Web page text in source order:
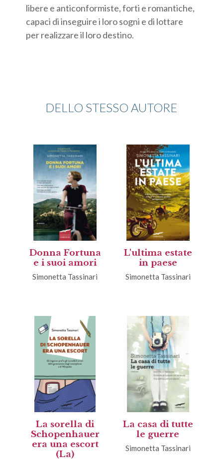
libere e anticonformiste, forti e romantiche,
capaci di inseguire i loro sogni e di lottare
per realizzare il loro destino.
DELLO STESSO AUTORE
Donna Fortuna
e i suoi amori
Simonetta Tassinari
L'ultima estate
in paese
Simonetta Tassinari
La sorella di
Schopenhauer
era una escort
(La)
La casa di tutte
le guerre
Simonetta Tassinari